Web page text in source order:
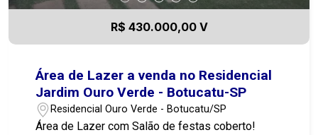
R$ 430.000,00 V
Área de Lazer a venda no Residencial
Jardim Ouro Verde - Botucatu-SP
Residencial Ouro Verde - Botucatu/SP
Área de Lazer com Salão de festas coberto!